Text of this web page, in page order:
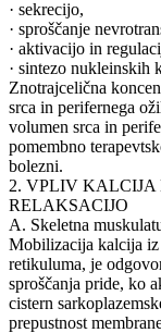
· sekrecijo,
· sproščanje
· aktivacijo in
· sintezo nukleinskih
Znotrajcelična
srca in perifernega
volumen srca in
pomembno
bolezni.
2. VPLIV KALCIJA
RELAKSACIJO
A. Skeletna
Mobilizacija kalcija iz
retikuluma, je
sproščanja pride, ko
cistern
prepustnost